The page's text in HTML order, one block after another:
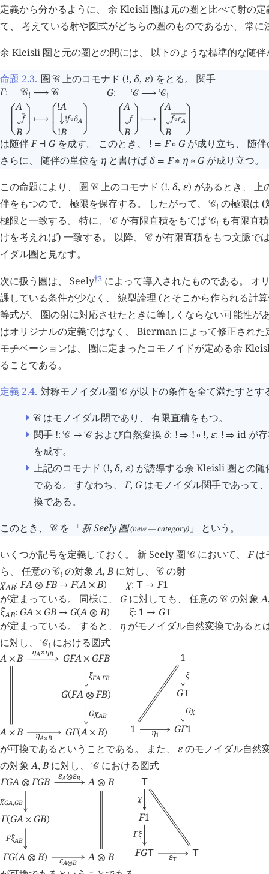
定義から分かるように、 余 Kleisli 圏は元の圏と比べて射の
て、 考えている射や図式がどちらの圏のものであるか、 常に
余 Kleisli 圏と元の圏との間には、 以下のような標準的な随
命題 2.3. 圏󰒚 上のコモナド (!, δ, ε) をとる。 関手
F: 󰒚! ⟶ 󰒚
󰖤
󰖥
󰖦
A
B
f󰖨
󰖩
⟼ 󰖥
󰖦
!A
!B
!f∘δA󰖨
󰖩
G: 󰒚 ⟶ 󰒚!
󰖤
󰖥
󰖦
A
B
f󰖨
󰖩
⟼
󰖤
󰖥
󰖦
A
B
f∘εA󰖨
󰖩
は随伴F ⊣ Gを成す。 このとき、 ! = F ∘ Gが成り立ち、 随
さらに、 随伴の単位を η と書けばδ = F ∗ η ∗ Gが成り立つ。
この命題により、 圏󰒚 上のコモナド (!, δ, ε) があるとき、 上
伴をもつので、 極限を保存する。 したがって、󰒚! の極限は
極限と一致する。 特に、󰒚 が有限直積をもてば󰒚! も有限直
けを考えれば) 一致する。 以降、󰒚 が有限直積をもつ文脈で
イダル圏と見なす。
次に扱う圏は、 Seely†3 によって導入されたものである。 オ
課している条件が少なく、 線型論理 (とそこから作られる計
等式が、 圏の射に対応させたときに等しくならない可能性が
はオリジナルの定義ではなく、 Bierman によって修正され
モチベーションは、 圏に定まったコモノイドが定める余
ることである。
定義 2.4. 対称モノイダル圏󰒚 が以下の条件を全て満たすとす
󰒚 はモノイダル閉であり、 有限直積をもつ。
関手 !: 󰒚 → 󰒚 および自然変換δ: ! ⇒ ! ∘ !, ε: ! ⇒ idが
を成す。
上記のコモナド (!, δ, ε) が誘導する余 Kleisli 圏との
である。 すなわち、F, G はモノイダル関手であって
換である。
このとき、󰒚 を 「新 Seely 圏(new — category) 」 という。
いくつか記号を定義しておく。 新 Seely 圏󰒚 において、Fは
ら、 任意の󰒚! の対象A, B に対し、󰒚 の射
󰔃
χAB: FA ⊗ FB → F(A × B) χ: ⊤ → F1
が定まっている。 同様に、 G に対しても、 任意の󰒚 の対象A
󰔃
ξAB: GA × GB → G(A ⊗ B) ξ: 1 → G⊤
が定まっている。 すると、 η がモノイダル自然変換であると
に対し、󰒚! における図式
A × B GFA × GFB
G(FA ⊗ FB)
A × B GF(A × B)
ηA×ηB
ηA×B
󰔃
ξFA,FB
G󰔃
χAB
1
G⊤
1 GF1
η1
ξ
Gχ
が可換であるということである。 また、 εのモノイダル自然
の対象A, B に対し、󰒚 における図式
FGA ⊗ FGB A ⊗ B
F(GA × GB)
FG(A ⊗ B) A ⊗ B
εA⊗εB
εA⊗B
󰔃
χGA,GB
F󰔃
ξAB
⊤
F1
FG⊤ ⊤
ε⊤
χ
Fξ